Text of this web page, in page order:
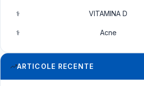
⚕️ VITAMINA D
⚕️ Acne
ARTICOLE RECENTE